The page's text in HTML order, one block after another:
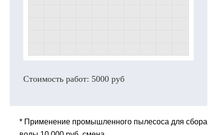
Стоимость работ: 5000 руб
* Применение промышленного пылесоса для сбора